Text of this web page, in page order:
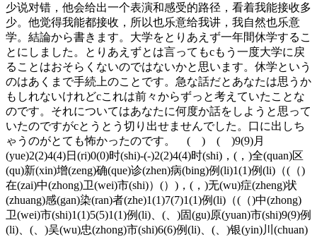
少说对错，他会给出一个表演和感受的路径，看着我能接收多
少。他觉得我能都接收，所以也乐意给我讲，我自然也乐意
学。結論から書きます。大学をとりあえず一年間休学するこ
とにしました。とりあえずとは言ってもcもう一度大学に戻
ることはおそらくないのではないかと思います。休学という
のはあくまで手続上のことです。急な話だとあなたは思うか
もしれないけれどcこれは前々からずっと考えていたことな
のです。それについてはあなたに何度か話をしようと思って
いたのですがcとうとう切り出せませんでした。口に出しち
ゃうのがとても怖かったのです。 ( ) ( )9(9)月
(yue)2(2)4(4)日(ri)0(0)时(shi)-(-)2(2)4(4)时(shi)，(，)全(quan)区
(qu)新(xin)增(zeng)确(que)诊(zhen)病(bing)例(li)1(1)例(li)（(（)
在(zai)中(zhong)卫(wei)市(shi)）(）)，(，)无(wu)症(zheng)状
(zhuang)感(gan)染(ran)者(zhe)1(1)7(7)1(1)例(li)（(（)中(zhong)
卫(wei)市(shi)1(1)5(5)1(1)例(li)、(、)固(gu)原(yuan)市(shi)9(9)例
(li)、(、)吴(wu)忠(zhong)市(shi)6(6)例(li)、(、)银(yin)川(chuan)